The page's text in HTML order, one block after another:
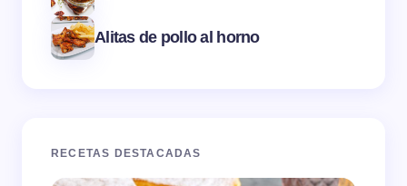
Alitas de pollo al horno
RECETAS DESTACADAS